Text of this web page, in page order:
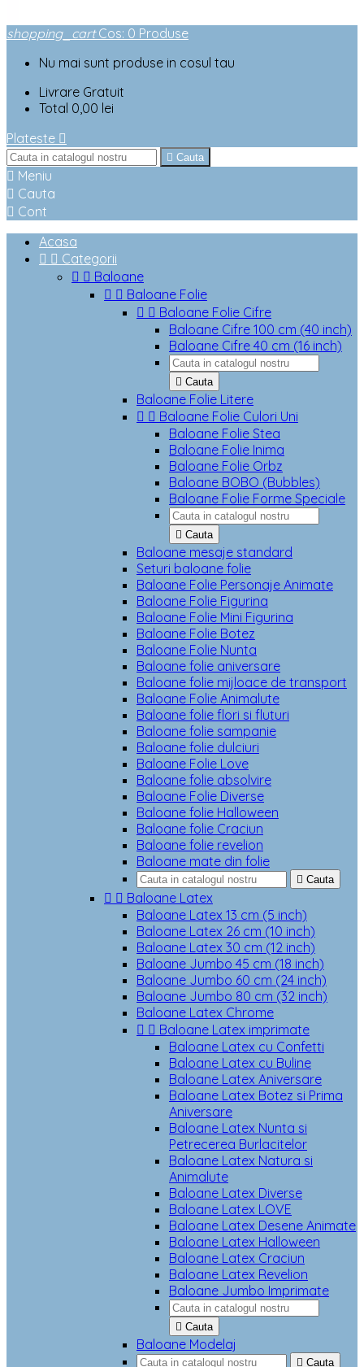
shopping_cart Cos: 0 Produse
Nu mai sunt produse in cosul tau
Livrare Gratuit
Total 0,00 lei
Plateste 
 Cauta
 Meniu
 Cauta
 Cont
Acasa
  Categorii
  Baloane
  Baloane Folie
  Baloane Folie Cifre
Baloane Cifre 100 cm (40 inch)
Baloane Cifre 40 cm (16 inch)
 Cauta
Baloane Folie Litere
  Baloane Folie Culori Uni
Baloane Folie Stea
Baloane Folie Inima
Baloane Folie Orbz
Baloane BOBO (Bubbles)
Baloane Folie Forme Speciale
 Cauta
Baloane mesaje standard
Seturi baloane folie
Baloane Folie Personaje Animate
Baloane Folie Figurina
Baloane Folie Mini Figurina
Baloane Folie Botez
Baloane Folie Nunta
Baloane folie aniversare
Baloane folie mijloace de transport
Baloane Folie Animalute
Baloane folie flori si fluturi
Baloane folie sampanie
Baloane folie dulciuri
Baloane Folie Love
Baloane folie absolvire
Baloane Folie Diverse
Baloane folie Halloween
Baloane folie Craciun
Baloane folie revelion
Baloane mate din folie
 Cauta
  Baloane Latex
Baloane Latex 13 cm (5 inch)
Baloane Latex 26 cm (10 inch)
Baloane Latex 30 cm (12 inch)
Baloane Jumbo 45 cm (18 inch)
Baloane Jumbo 60 cm (24 inch)
Baloane Jumbo 80 cm (32 inch)
Baloane Latex Chrome
  Baloane Latex imprimate
Baloane Latex cu Confetti
Baloane Latex cu Buline
Baloane Latex Aniversare
Baloane Latex Botez si Prima
Aniversare
Baloane Latex Nunta si
Petrecerea Burlacitelor
Baloane Latex Natura si
Animalute
Baloane Latex Diverse
Baloane Latex LOVE
Baloane Latex Desene Animate
Baloane Latex Halloween
Baloane Latex Craciun
Baloane Latex Revelion
Baloane Jumbo Imprimate
 Cauta
Baloane Modelaj
 Cauta